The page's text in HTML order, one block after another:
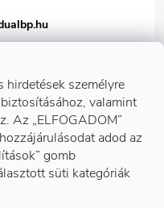
hirdetések személyre
valamint
Az „ELFOGADOM”
adod az
gomb
süti kategóriák